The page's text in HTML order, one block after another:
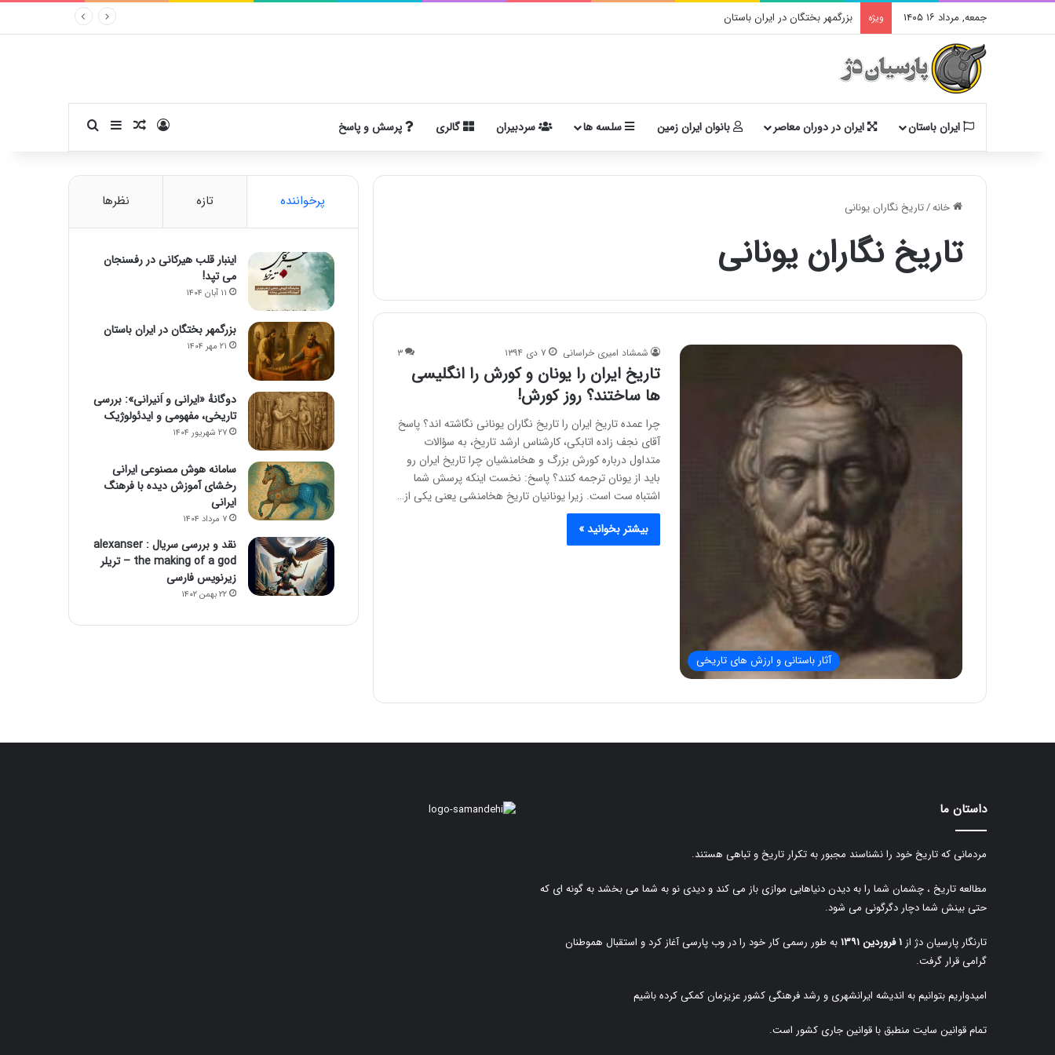
جمعه, مرداد ۱۶ ۱۴۰۵ ویژه بزرگمهر بختگان در ایران باستان
ایران باستان ایران در دوران معاصر بانوان ایران زمین سلسه ها سردبیران گالری پرسش و پاسخ ورودنوشته تصادفی
سایدبارجستجو برای
خانه/تاریخ نگاران یونانی
تاریخ نگاران یونانی
آثار باستانی و ارزش های تاریخی
شمشاد امیری خراسانی ۷ دی ۱۳۹۴ ۳
تاریخ ایران را یونان و کورش را انگلیسی
ها ساختند؟ روز کورش!
چرا عمده تاریخ ایران را تاریخ نگاران یونانی نگاشته اند؟ پاسخ
آقای نجف زاده اتابکی، کارشناس ارشد تاریخ، به سؤالات
متداول درباره کورش بزرگ و هخامنشیان ﭼﺮﺍ ﺗﺎﺭﯾﺦ ﺍﯾﺮﺍﻥ ﺭﻭ
ﺑﺎﯾﺪ ﺍﺯ ﯾﻮﻧﺎﻥ ﺗﺮﺟﻤﻪ کنند؟ پاسخ: نخست اینکه پرسش شما
اشتباه ست است. زیرا یونانیان تاریخ هخامنشی یعنی یکی از…
بیشتر بخوانید »
پرخواننده تازه نظرها
اینبار قلب هیرکانی در رفسنجان
می تپد!
۱۱ آبان ۱۴۰۴
بزرگمهر بختگان در ایران باستان
۲۱ مهر ۱۴۰۴
دوگانهٔ «ایرانی و اَنیرانی»: بررسی
تاریخی، مفهومی و ایدئولوژیک
۲۷ شهریور ۱۴۰۴
سامانه هوش مصنوعی ایرانی
رخشای آموزش دیده با فرهنگ
ایرانی
۷ مرداد ۱۴۰۴
نقد و بررسی سریال alexanser :
the making of a god – تریلر
زیرنویس فارسی
۲۲ بهمن ۱۴۰۲
داستان ما
مردمانی که تاریخ خود را نشناسند مجبور به تکرار تاریخ و تباهی هستند.
مطالعه تاریخ ، چشمان شما را به دیدن دنیاهایی موازی باز می کند و دیدی نو به شما می بخشد به گونه ای که
حتی بینش شما دچار دگرگونی می شود.
تارنگار پارسیان دژ از ۱ فروردین ۱۳۹۱
به طور رسمی کار خود را در وب پارسی آغاز کرد و استقبال هموطنان
گرامی قرار گرفت.
امیدواریم بتوانیم به اندیشه ایرانشهری و رشد فرهنگی کشور عزیزمان کمکی کرده باشیم
تمام قوانین سایت منطبق با قوانین جاری کشور است.